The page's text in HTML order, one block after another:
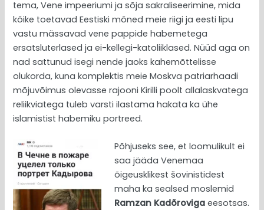
tema, Vene impeeriumi ja sõja sakraliseerimine, mida
kõike toetavad Eestiski mõned meie riigi ja eesti lipu
vastu mässavad vene pappide habemetega
ersatsluterlased ja ei-kellegi-katoliiklased. Nüüd aga on
nad sattunud isegi nende jaoks kahemõttelisse
olukorda, kuna komplektis meie Moskva patriarhaadi
mõjuvõimus olevasse rajooni Kirilli poolt allalaskvatega
reliikviatega tuleb varsti ilastama hakata ka ühe
islamistist habemiku portreed.
Põhjuseks see, et loomulikult ei
saa jääda Venemaa
õigeusklikest šovinistidest
maha ka sealsed moslemid
Ramzan Kadõroviga eesotsas.